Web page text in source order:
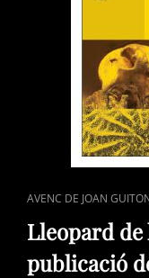
CAT
LINKS
AVENC DE JOAN
Lleopard de
publicació